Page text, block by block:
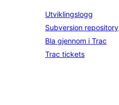
Utviklingslogg
Subversion repository
Bla gjennom i Trac
Trac tickets